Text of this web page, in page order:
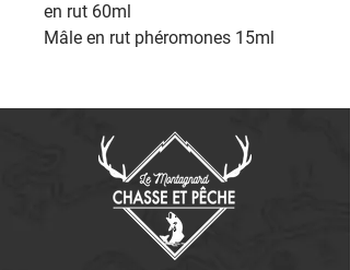
en rut 60ml
Mâle en rut phéromones 15ml